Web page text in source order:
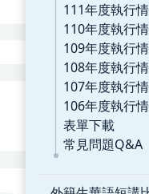
111年度執行
110年度執行
109年度執行
108年度執行
107年度執行
106年度執行
表單下載
常見問題Q&A